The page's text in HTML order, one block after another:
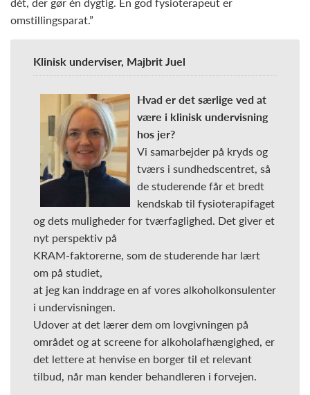
omstillingsparat.”
Klinisk underviser, Majbrit Juel
Hvad er det særlige ved at
være i klinisk undervisning
hos jer?
Vi samarbejder på kryds og
tværs i sundhedscentret, så
de studerende får et bredt
kendskab til fysioterapifaget
og dets muligheder for tværfaglighed. Det giver et
nyt perspektiv på
KRAM-faktorerne, som de studerende har lært
om på studiet,
at jeg kan inddrage en af vores alkoholkonsulenter
i undervisningen.
Udover at det lærer dem om lovgivningen på
området og at screene for alkoholafhængighed, er
det lettere at henvise en borger til et relevant
tilbud, når man kender behandleren i forvejen.